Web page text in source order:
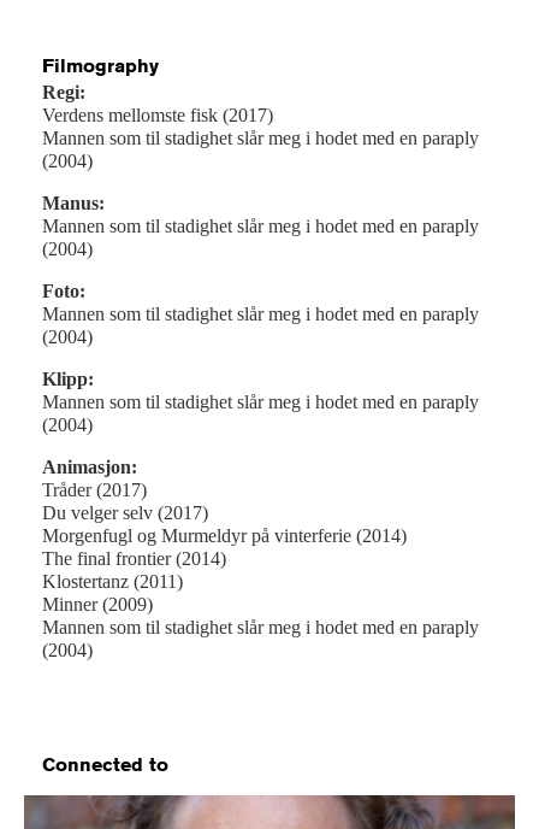
Filmography
Regi:
Verdens mellomste fisk (2017)
Mannen som til stadighet slår meg i hodet med en paraply
(2004)
Manus:
Mannen som til stadighet slår meg i hodet med en paraply
(2004)
Foto:
Mannen som til stadighet slår meg i hodet med en paraply
(2004)
Klipp:
Mannen som til stadighet slår meg i hodet med en paraply
(2004)
Animasjon:
Tråder (2017)
Du velger selv (2017)
Morgenfugl og Murmeldyr på vinterferie (2014)
The final frontier (2014)
Klostertanz (2011)
Minner (2009)
Mannen som til stadighet slår meg i hodet med en paraply
(2004)
Connected to